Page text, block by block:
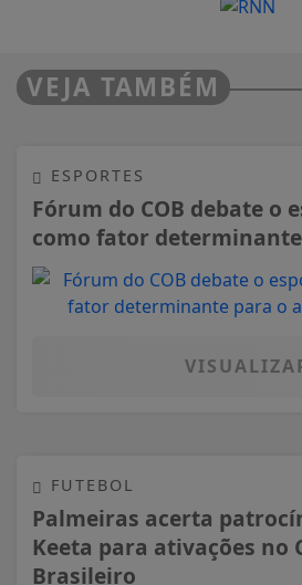
VEJA TAMBÉM
ESPORTES
Fórum do COB debate o
como fator
FUTEBOL
Palmeiras acerta
Keeta para ativações no
Brasileiro